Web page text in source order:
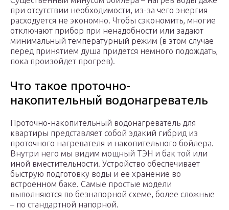
при отсутствии необходимости, из-за чего энергия
расходуется не экономно. Чтобы сэкономить, многие
отключают прибор при ненадобности или задают
минимальный температурный режим (в этом случае
перед принятием душа придется немного подождать,
пока произойдет прогрев).
Что такое проточно-
накопительный водонагреватель
Проточно-накопительный водонагреватель для
квартиры представляет собой эдакий гибрид из
проточного нагревателя и накопительного бойлера.
Внутри него мы видим мощный ТЭН и бак той или
иной вместительности. Устройство обеспечивает
быструю подготовку воды и ее хранение во
встроенном баке. Самые простые модели
выполняются по безнапорной схеме, более сложные
– по стандартной напорной.